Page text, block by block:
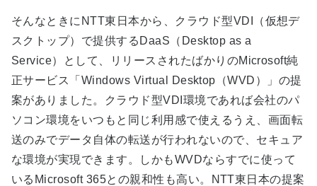
そんなときにNTT東日本から、クラウド型VDI（仮想デ
スクトップ）で提供するDaaS（Desktop as a
Service）として、リリースされたばかりのMicrosoft純
正サービス「Windows Virtual Desktop（WVD）」の提
案がありました。クラウド型VDI環境であれば会社のパ
ソコン環境をいつもと同じ利用感で使えるうえ、画面転
送のみでデータ自体の転送が行われないので、セキュア
な環境が実現できます。しかもWVDならすでに使って
いるMicrosoft 365との親和性も高い。NTT東日本の提案